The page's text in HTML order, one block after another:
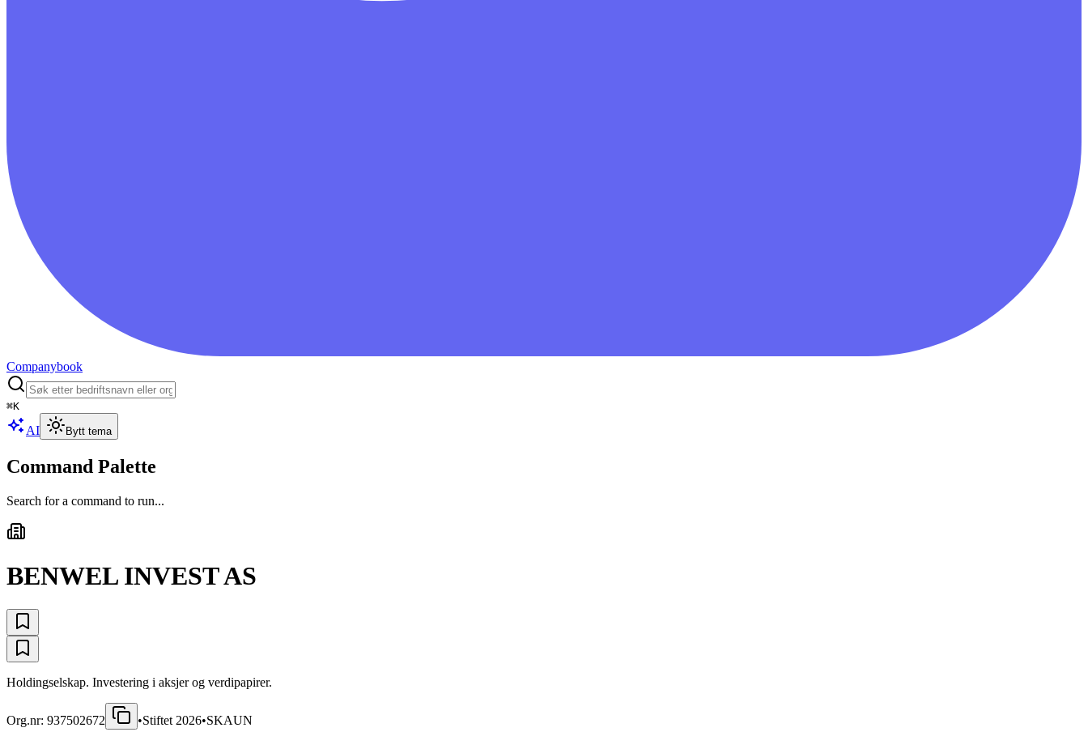
Companybook
⌘K
AI Bytt tema
Command Palette
Search for a command to run...
BENWEL INVEST AS
Holdingselskap. Investering i aksjer og verdipapirer.
Org.nr: 937502672 •Stiftet 2026•SKAUN